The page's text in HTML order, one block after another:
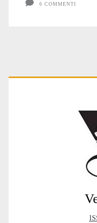
6 COMMENTI
Primary